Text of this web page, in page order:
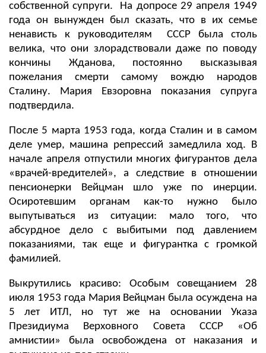
собственной супруги. На допросе 29 апреля 1949
года он вынужден был сказать, что в их семье
ненависть к руководителям СССР была столь
велика, что они злорадствовали даже по поводу
кончины Жданова, постоянно высказывая
пожелания смерти самому вождю народов
Сталину. Мария Евзоровна показания супруга
подтвердила.
После 5 марта 1953 года, когда Сталин и в самом
деле умер, машина репрессий замедлила ход. В
начале апреля отпустили многих фигурантов дела
«врачей-вредителей», а следствие в отношении
пенсионерки Вейцман шло уже по инерции.
Осиротевшим органам как-то нужно было
выпутываться из ситуации: мало того, что
абсурдное дело с выбитыми под давлением
показаниями, так еще и фигурантка с громкой
фамилией.
Выкрутились красиво: Особым совещанием 28
июля 1953 года Мария Вейцман была осуждена на
5 лет ИТЛ, но тут же на основании Указа
Президиума Верховного Совета СССР «Об
амнистии» была освобождена от наказания и